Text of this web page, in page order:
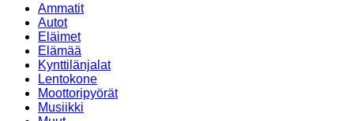
Ammatit
Autot
Eläimet
Elämää
Kynttilänjalat
Lentokone
Moottoripyörät
Musiikki